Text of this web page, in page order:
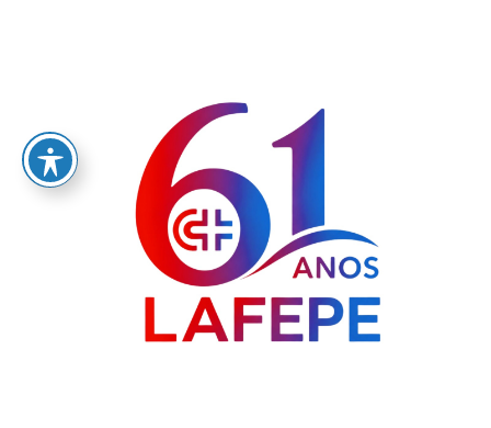
LABORATÓRIO FARMACÊUTICO DO ESTADO DE PERNAMBUCO
GOVERNADOR MIGUEL ARRAES - LAFEPE AVISO DE COTAÇÃO Nº 0076/2024